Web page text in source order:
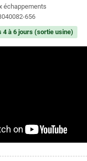
échappements
656
4 à 6 jours (sortie usine)